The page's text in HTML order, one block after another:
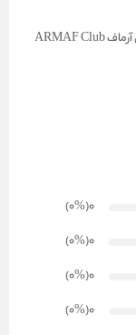
عطر ادکلن کلوب / کلاب د نویت وومن اصلی و اورجینال آرماف ARMAF Club
0(۰%
)
0(۰%
)
0(۰%
)
0(۰%
)